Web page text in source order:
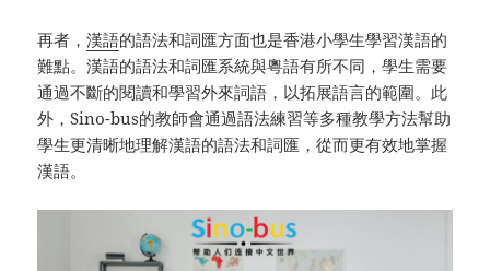
再者，漢語的語法和詞匯方面也是香港小學生學習漢語的
難點。漢語的語法和詞匯系統與粵語有所不同，學生需要
通過不斷的閱讀和學習外來詞語，以拓展語言的範圍。此
外，Sino-bus的教師會通過語法練習等多種教學方法幫助
學生更清晰地理解漢語的語法和詞匯，從而更有效地掌握
漢語。